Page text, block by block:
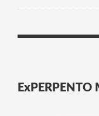
ExPERPENTO